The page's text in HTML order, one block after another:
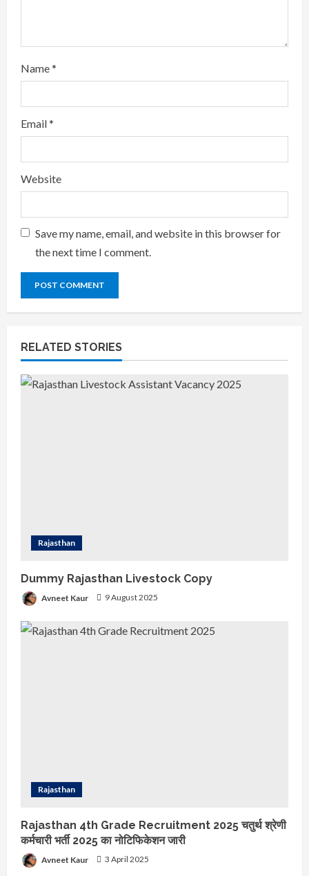
Name*
Email*
Website
Save my name, email, and website in this browser for
the next time I comment.
RELATED STORIES
Rajasthan
Dummy Rajasthan Livestock Copy
Avneet Kaur 9 August 2025
Rajasthan
Rajasthan 4th Grade Recruitment 2025 चतुर्थ श्रेणी
कर्मचारी भर्ती 2025 का नोटिफिकेशन जारी
Avneet Kaur 3 April 2025
Dummy Rajasthan Livestock
Copy
9 August 2025